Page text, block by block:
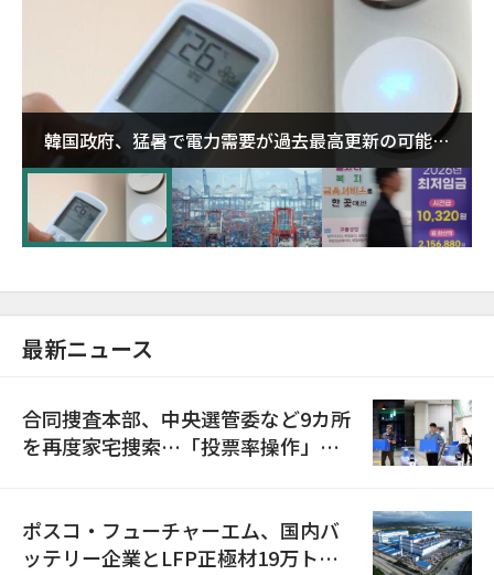
韓国政府、猛暑で電力需要が過去最高更新の可能性
に需給対応体制を点検
最新ニュース
合同捜査本部、中央選管委など9カ所
を再度家宅捜索…「投票率操作」の
ポスコ・フューチャーエム、国内バ
ッテリー企業とLFP正極材19万トン